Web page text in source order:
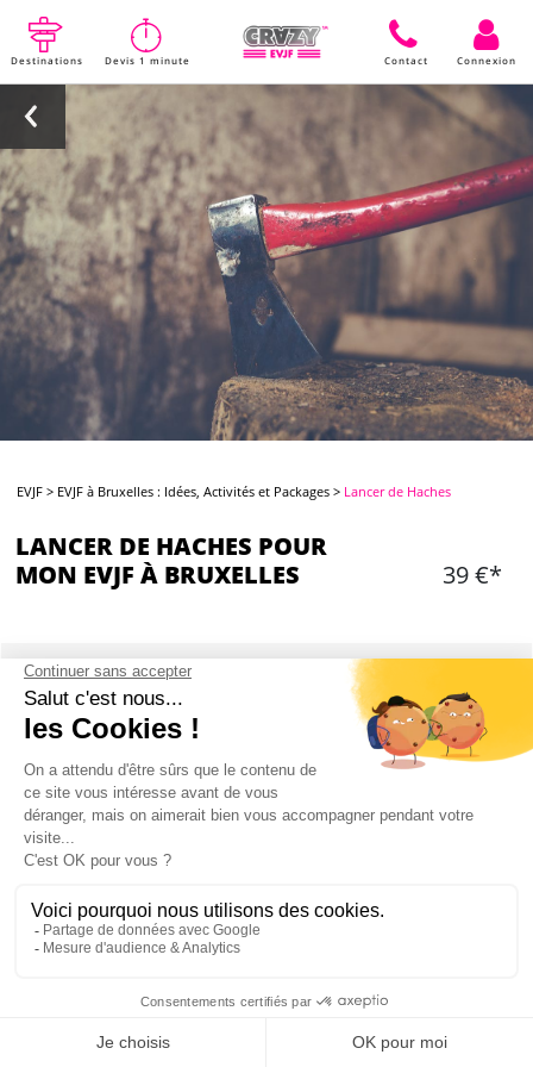
Destinations Devis 1 minute Contact Connexion
EVJF > EVJF à Bruxelles : Idées, Activités et Packages > Lancer de Haches
LANCER DE HACHES POUR
MON EVJF À BRUXELLES
39 €*
CONTENU
Équipement fourni
Instructeur local sur place
Situé en centre ville de Bruxelles
Mon EVJF à Bruxelles